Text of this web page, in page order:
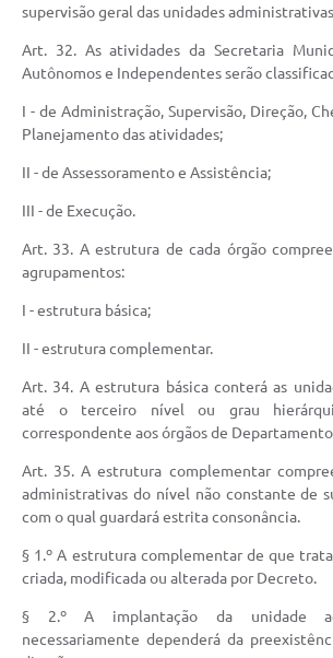
supervisão geral das unidades
Art. 32. As atividades da Secretaria
Autônomos e Independentes serão
I - de Administração, Supervisão, Direção,
Planejamento das atividades;
II - de Assessoramento e Assistência;
III - de Execução.
Art. 33. A estrutura de cada órgão
agrupamentos:
I - estrutura básica;
II - estrutura complementar.
Art. 34. A estrutura básica conterá as
até o terceiro nível ou grau
correspondente aos órgãos de
Art. 35. A estrutura complementar
administrativas do nível não constante de
com o qual guardará estrita consonância.
§ 1.º A estrutura complementar de que
criada, modificada ou alterada por Decreto.
§ 2.º A implantação da unidade
necessariamente dependerá da